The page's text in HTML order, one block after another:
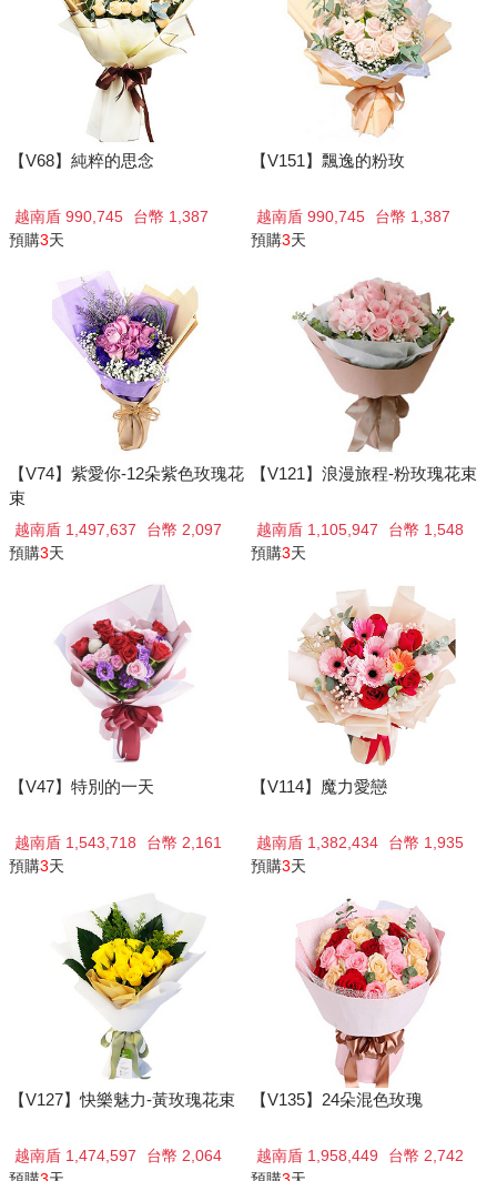
【V68】純粹的思念
越南盾 990,745
台幣 1,387
預購3天
【V151】飄逸的粉玫
越南盾 990,745
台幣 1,387
預購3天
【V74】紫愛你-12朵紫色玫瑰花
束
越南盾 1,497,637
台幣 2,097
預購3天
【V121】浪漫旅程-粉玫瑰花束
越南盾 1,105,947
台幣 1,548
預購3天
【V47】特別的一天
越南盾 1,543,718
台幣 2,161
預購3天
【V114】魔力愛戀
越南盾 1,382,434
台幣 1,935
預購3天
【V127】快樂魅力-黃玫瑰花束
越南盾 1,474,597
台幣 2,064
【V135】24朵混色玫瑰
越南盾 1,958,449
台幣 2,742